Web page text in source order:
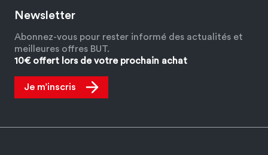
Newsletter
Abonnez-vous pour rester informé des actualités et
meilleures offres BUT.
10€ offert lors de votre prochain achat
Je m’inscris